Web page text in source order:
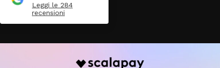
Leggi le 284
recensioni